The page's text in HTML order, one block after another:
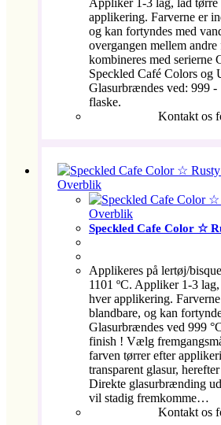
Appliker 1-3 lag, lad tørre
applikering. Farverne er
og kan fortyndes med
overgangen mellem
kombineres med serierne
Speckled Café Colors og
Glasurbrændes ved: 999 -
flaske.
Kontakt os
Overblik
Overblik
Speckled Cafe Color ☆
Applikeres på lertøj/
1101 ºC. Appliker 1-3
hver applikering.
blandbare, og kan
Glasurbrændes ved 999
finish ! Vælg
farven tørrer efter
transparent glasur,
Direkte glasurbrænding
vil stadig fremkomme…
Kontakt os